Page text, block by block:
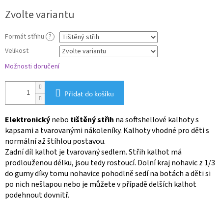
cena:
Zvolte variantu
Formát střihu ?
Velikost
Možnosti doručení
Přidat do košíku
Elektronickýnebo tištěný střih na softshellové kalhoty s
kapsami a tvarovanými nákoleníky. Kalhoty vhodné pro děti s
normální až štíhlou postavou.
Zadní díl kalhot je tvarovaný sedlem. Střih kalhot má
prodlouženou délku, jsou tedy rostoucí. Dolní kraj nohavic z 1/3
do gumy díky tomu nohavice pohodlně sedí na botách a děti si
po nich nešlapou nebo je můžete v případě delších kalhot
podehnout dovnitř.